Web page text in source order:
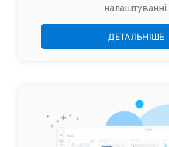
налаштуванні.
ДЕТАЛЬНІШЕ